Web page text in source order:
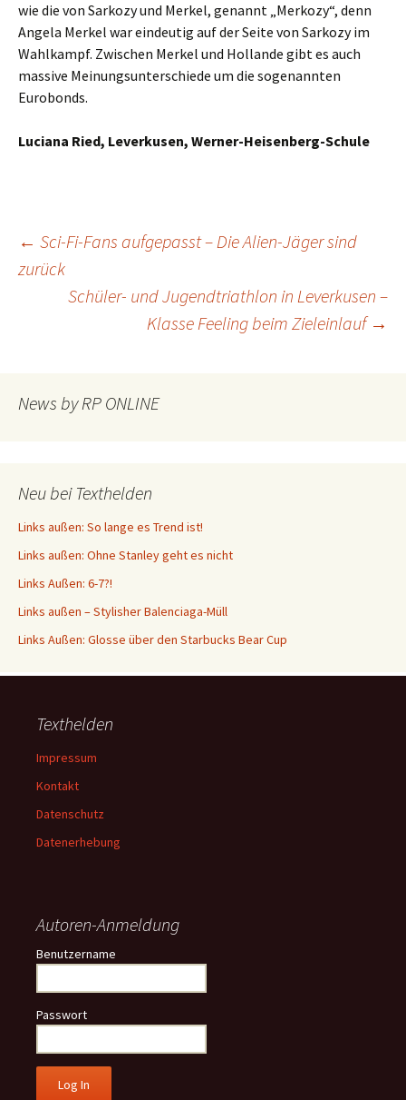
wie die von Sarkozy und Merkel, genannt „Merkozy“, denn
Angela Merkel war eindeutig auf der Seite von Sarkozy im
Wahlkampf. Zwischen Merkel und Hollande gibt es auch
massive Meinungsunterschiede um die sogenannten
Eurobonds.
Luciana Ried, Leverkusen, Werner-Heisenberg-Schule
Beitragsnavigation
← Sci-Fi-Fans aufgepasst – Die Alien-Jäger sind
zurück
Schüler- und Jugendtriathlon in Leverkusen –
Klasse Feeling beim Zieleinlauf →
News by RP ONLINE
Neu bei Texthelden
Links außen: So lange es Trend ist!
Links außen: Ohne Stanley geht es nicht
Links Außen: 6-7?!
Links außen – Stylisher Balenciaga-Müll
Links Außen: Glosse über den Starbucks Bear Cup
Texthelden
Impressum
Kontakt
Datenschutz
Datenerhebung
Autoren-Anmeldung
Benutzername
Passwort